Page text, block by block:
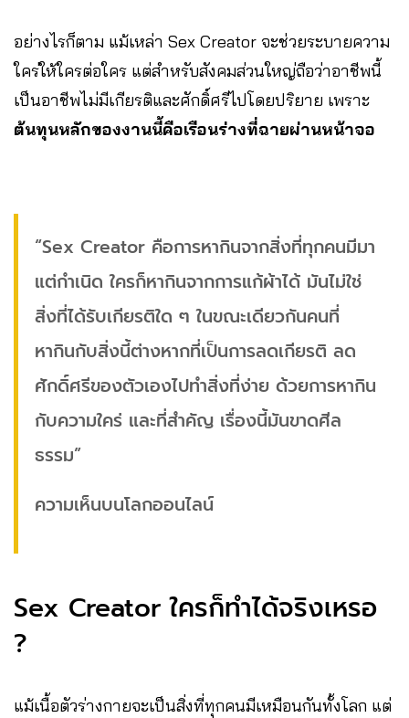
อย่างไรก็ตาม แม้เหล่า Sex Creator จะช่วยระบายความ
ใคร่ให้ใครต่อใคร แต่สำหรับสังคมส่วนใหญ่ถือว่าอาชีพนี้
เป็นอาชีพไม่มีเกียรติและศักดิ์ศรีไปโดยปริยาย เพราะ
ต้นทุนหลักของงานนี้คือเรือนร่างที่ฉายผ่านหน้าจอ
“Sex Creator คือการหากินจากสิ่งที่ทุกคนมีมา
แต่กำเนิด ใครก็หากินจากการแก้ผ้าได้ มันไม่ใช่
สิ่งที่ได้รับเกียรติใด ๆ ในขณะเดียวกันคนที่
หากินกับสิ่งนี้ต่างหากที่เป็นการลดเกียรติ ลด
ศักดิ์ศรีของตัวเองไปทำสิ่งที่ง่าย ด้วยการหากิน
กับความใคร่ และที่สำคัญ เรื่องนี้มันขาดศีล
ธรรม”
ความเห็นบนโลกออนไลน์
Sex Creator ใครก็ทำได้จริงเหรอ
?
แม้เนื้อตัวร่างกายจะเป็นสิ่งที่ทุกคนมีเหมือนกันทั้งโลก แต่